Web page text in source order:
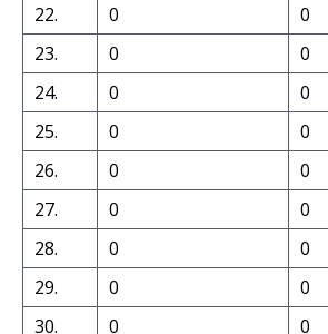
22.
0
0
23.
0
0
24.
0
0
25.
0
0
26.
0
0
27.
0
0
28.
0
0
29.
0
0
30.
0
0